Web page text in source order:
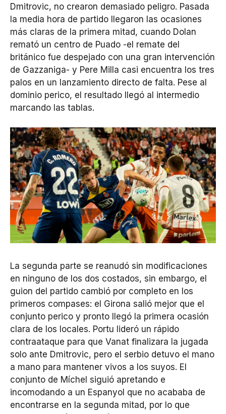
Dmitrovic, no crearon demasiado peligro. Pasada
la media hora de partido llegaron las ocasiones
más claras de la primera mitad, cuando Dolan
remató un centro de Puado -el remate del
británico fue despejado con una gran intervención
de Gazzaniga- y Pere Milla casi encuentra los tres
palos en un lanzamiento directo de falta. Pese al
dominio perico, el resultado llegó al intermedio
marcando las tablas.
La segunda parte se reanudó sin modificaciones
en ninguno de los dos costados, sin embargo, el
guion del partido cambió por completo en los
primeros compases: el Girona salió mejor que el
conjunto perico y pronto llegó la primera ocasión
clara de los locales. Portu lideró un rápido
contraataque para que Vanat finalizara la jugada
solo ante Dmitrovic, pero el serbio detuvo el mano
a mano para mantener vivos a los suyos. El
conjunto de Míchel siguió apretando e
incomodando a un Espanyol que no acababa de
encontrarse en la segunda mitad, por lo que